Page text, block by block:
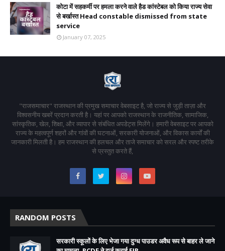
कोटा में सहकर्मी पर हमला करने वाले हैड कांस्टेबल को किया राज्य सेवा
से बर्खास्त Head constable dismissed from state
service
January 07, 2025
"राजसमाचार" राजस्थान की प्रमुख समाचार वेबसाइट है, जो राज्य से जुड़ी ताज़ा और
विश्वसनीय खबरें प्रदान करती है। यहां पर आपको राजस्थान के राजनीतिक, सामाजिक,
सांस्कृतिक, खेल, शिक्षा, और व्यापार से संबंधित अपडेट्स मिलेंगे। हमारी वेबसाइट पर आपको
राज्य के महत्वपूर्ण शहरों और गांवों की घटनाओं, सरकारी योजनाओं, और विकास कार्यों की
जानकारी मिलती है। हम राजस्थान की हलचल और ताजे समाचार को सरल और स्पष्ट तरीके
से प्रस्तुत करते हैं,
RANDOM POSTS
सरकारी स्कूलों के लिए भेजा गया दुग्ध पाउडर अवैध रूप से बाहर ले जाने